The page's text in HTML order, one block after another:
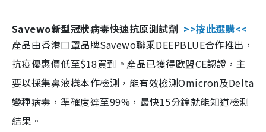
Savewo新型冠狀病毒快速抗原測試劑 >>按此選購<<
產品由香港口罩品牌Savewo聯乘DEEPBLUE合作推出，
抗疫優惠價低至$18買到。產品已獲得歐盟CE認證，主
要以採集鼻液樣本作檢測，能有效檢測Omicron及Delta
變種病毒，準確度達至99%，最快15分鐘就能知道檢測
結果。